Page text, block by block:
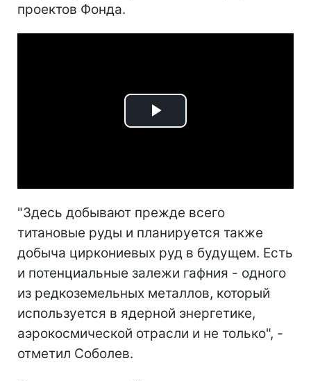
проектов Фонда.
Play
"Здесь добывают прежде всего
титановые руды и планируется также
добыча циркониевых руд в будущем. Есть
и потенциальные залежи гафния - одного
из редкоземельных металлов, который
используется в ядерной энергетике,
аэрокосмической отрасли и не только", -
отметил Соболев.